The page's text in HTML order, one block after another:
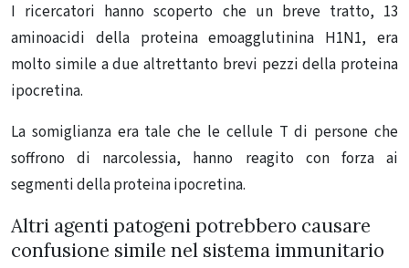
I ricercatori hanno scoperto che un breve tratto, 13
aminoacidi della proteina emoagglutinina H1N1, era
molto simile a due altrettanto brevi pezzi della proteina
ipocretina.
La somiglianza era tale che le cellule T di persone che
soffrono di narcolessia, hanno reagito con forza ai
segmenti della proteina ipocretina.
Altri agenti patogeni potrebbero causare
confusione simile nel sistema immunitario